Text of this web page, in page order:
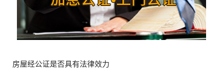
房屋经公证是否具有法律效力